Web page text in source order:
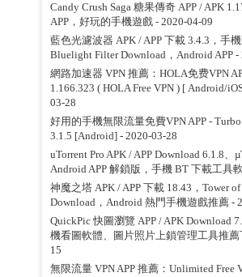
Candy Crush Saga 糖果傳奇 APP / APK
APP，好玩的手機遊戲- 2020-04-09
藍色光濾波器 APK / APP 下載 3.4.3，手
Bluelight Filter Download，Android APP-
網路加速器 VPN 推薦：HOLA免费VPN
1.166.323 ( HOLA Free VPN ) [ Android/
03-28
好用的手機無限流量免費VPN APP - Turbo
3.1.5 [Android]- 2020-03-28
uTorrent Pro APK / APP Download 6.1.8、
Android APP 解鎖版，手機 BT 下載工具
神魔之塔 APK / APP 下載 18.43，Tower of
Download，Android 熱門手機遊戲推薦-
QuickPic 快圖瀏覽 APP / APK Download
機看圖軟體、圖片照片上鎖管理工具推薦
15
無限流量 VPN APP 推薦：Unlimited Free